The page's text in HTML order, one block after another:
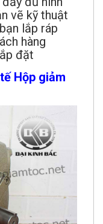
vẽ kỹ thuật
lắp ráp
hàng
đặt
Hộp giảm